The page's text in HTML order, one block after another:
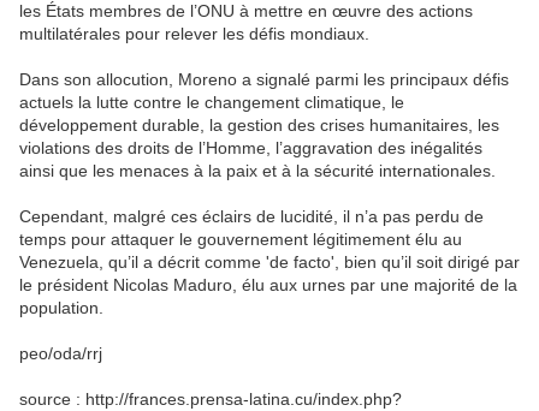
les États membres de l’ONU à mettre en œuvre des actions
multilatérales pour relever les défis mondiaux.
Dans son allocution, Moreno a signalé parmi les principaux défis
actuels la lutte contre le changement climatique, le
développement durable, la gestion des crises humanitaires, les
violations des droits de l’Homme, l’aggravation des inégalités
ainsi que les menaces à la paix et à la sécurité internationales.
Cependant, malgré ces éclairs de lucidité, il n’a pas perdu de
temps pour attaquer le gouvernement légitimement élu au
Venezuela, qu’il a décrit comme 'de facto', bien qu’il soit dirigé par
le président Nicolas Maduro, élu aux urnes par une majorité de la
population.
peo/oda/rrj
source : http://frances.prensa-latina.cu/index.php?